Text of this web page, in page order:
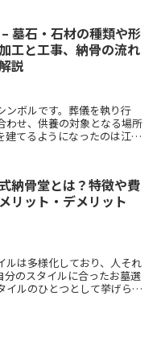
営する「寺院墓地」があり
供養をするための費用や管
トについて解説していま
墓石・石材の種類や形
工と工事、納骨の流れ
説
ンボルです。葬儀を執り行
わせ、供養の対象となる場所
建てるようになったのは江戸
納骨堂とは？特徴や費
リット・デメリット
ルは多様化しており、人それ
のスタイルに合ったお墓選
イルのひとつとして挙げられ